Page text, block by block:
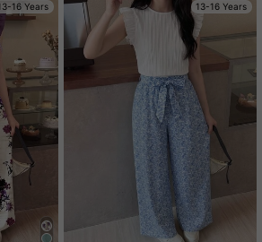
16 Years 13-16 Years